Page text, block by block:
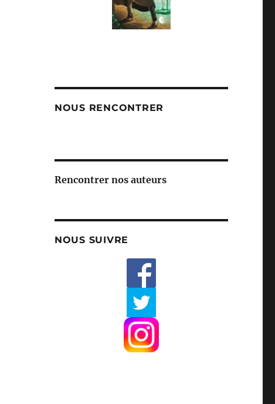
NOUS RENCONTRER
Rencontrer nos auteurs
NOUS SUIVRE